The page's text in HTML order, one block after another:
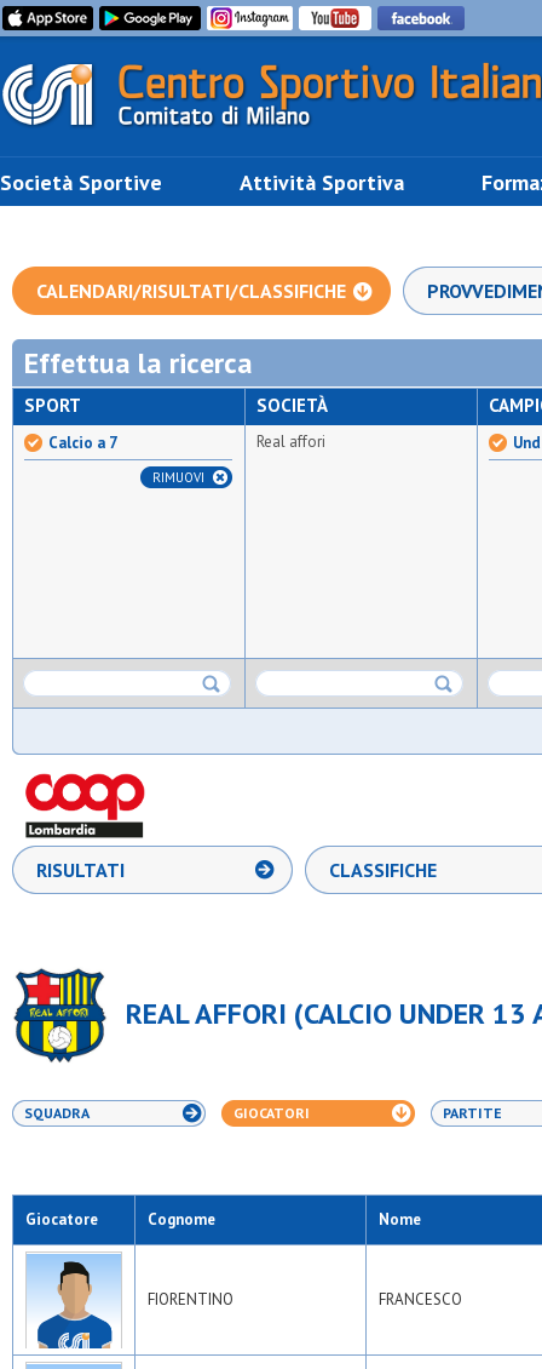
Società Sportive Attività Sportiva
CALENDARI/RISULTATI/CLASSIFICHE
Effettua la ricerca
SPORT
Calcio a 7
RIMUOVI
SOCIETÀ
Real affori
RISULTATI CLASSIFICHE
REAL AFFORI (CALCIO UNDER 13
SQUADRA GIOCATORI PARTITE
Giocatore Cognome Nome
FIORENTINO FRANCESCO